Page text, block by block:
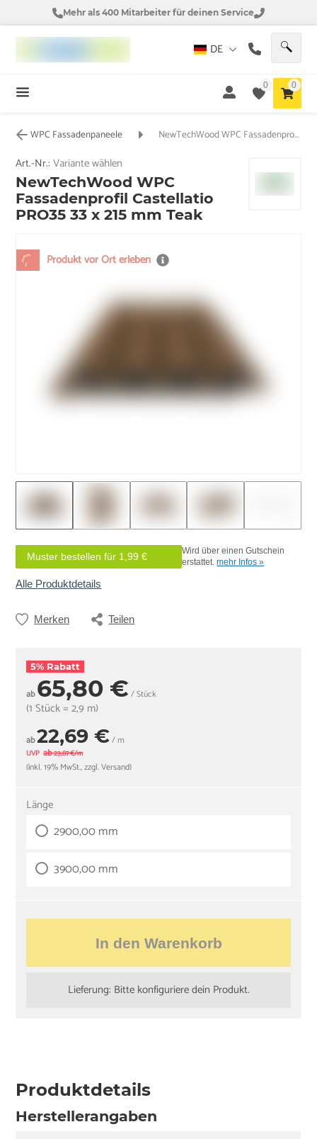
Mehr als 400 Mitarbeiter für deinen Service
DE
0 0
WPC Fassadenpaneele NewTechWood WPC Fassadenprofil Castellatio PRO35 33 x 215 mm Teak
Produkt vor Ort erleben
Art.-Nr.:Variante wählen
NewTechWood WPC
Fassadenprofil Castellatio
PRO35 33 x 215 mm Teak
Muster bestellen für 1,99 €
Wird über einen Gutschein
erstattet.mehr Infos »
Alle Produktdetails
Merken Teilen
5% Rabatt
ab65,80 € / Stück
(1 Stück = 2,9 m)
ab22,69 €/ m
UVP ab23,87 €/m
(inkl. 19% MwSt., zzgl. Versand)
Länge
2900,00 mm
3900,00 mm
In den Warenkorb
Lieferung: Bitte konfiguriere dein Produkt.
Produktdetails
Herstellerangaben